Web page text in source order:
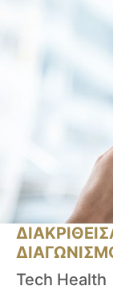
Tech Health